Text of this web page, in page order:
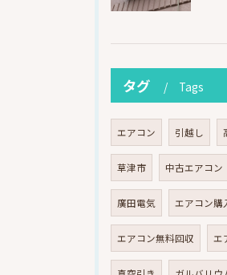
タグ Tags
エアコン 引越し
草津市 中古エアコン
廣田電気 エアコン購
エアコン無料回収 エ